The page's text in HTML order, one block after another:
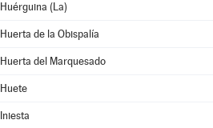
Huérguina (La)
Huerta de la Obispalía
Huerta del Marquesado
Huete
Iniesta